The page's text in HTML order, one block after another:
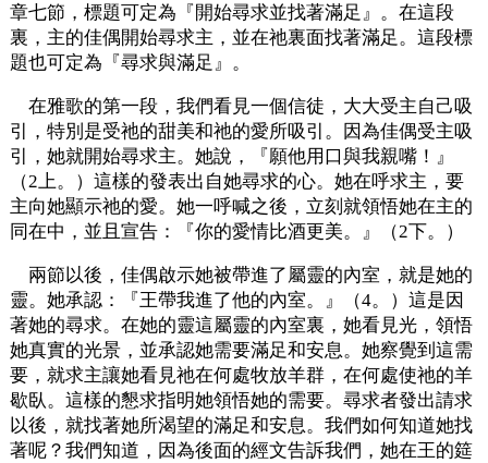
章七節，標題可定為『開始尋求並找著滿足』。在這段
裏，主的佳偶開始尋求主，並在祂裏面找著滿足。這段標
題也可定為『尋求與滿足』。
在雅歌的第一段，我們看見一個信徒，大大受主自己吸
引，特別是受祂的甜美和祂的愛所吸引。因為佳偶受主吸
引，她就開始尋求主。她說，『願他用口與我親嘴！』
（2上。）這樣的發表出自她尋求的心。她在呼求主，要
主向她顯示祂的愛。她一呼喊之後，立刻就領悟她在主的
同在中，並且宣告：『你的愛情比酒更美。』（2下。）
兩節以後，佳偶啟示她被帶進了屬靈的內室，就是她的
靈。她承認：『王帶我進了他的內室。』（4。）這是因
著她的尋求。在她的靈這屬靈的內室裏，她看見光，領悟
她真實的光景，並承認她需要滿足和安息。她察覺到這需
要，就求主讓她看見祂在何處牧放羊群，在何處使祂的羊
歇臥。這樣的懇求指明她領悟她的需要。尋求者發出請求
以後，就找著她所渴望的滿足和安息。我們如何知道她找
著呢？我們知道，因為後面的經文告訴我們，她在王的筵